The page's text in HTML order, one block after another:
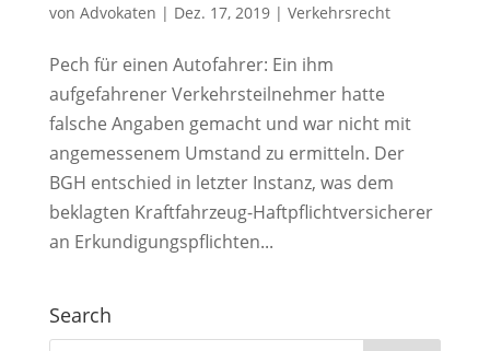
von Advokaten | Dez. 17, 2019| Verkehrsrecht
Pech für einen Autofahrer: Ein ihm
aufgefahrener Verkehrsteilnehmer hatte
falsche Angaben gemacht und war nicht mit
angemessenem Umstand zu ermitteln. Der
BGH entschied in letzter Instanz, was dem
beklagten Kraftfahrzeug-Haftpflichtversicherer
an Erkundigungspflichten...
Search